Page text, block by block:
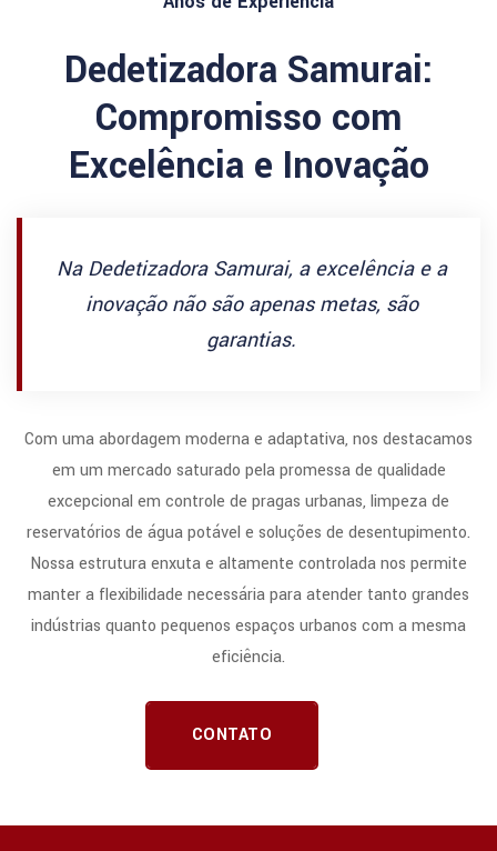
Dedetizadora Samurai:
Compromisso com
Excelência e Inovação
Na Dedetizadora Samurai, a excelência e a
inovação não são apenas metas, são
garantias.
Com uma abordagem moderna e adaptativa, nos destacamos
em um mercado saturado pela promessa de qualidade
excepcional em controle de pragas urbanas, limpeza de
reservatórios de água potável e soluções de desentupimento.
Nossa estrutura enxuta e altamente controlada nos permite
manter a flexibilidade necessária para atender tanto grandes
indústrias quanto pequenos espaços urbanos com a mesma
eficiência.
CONTATO